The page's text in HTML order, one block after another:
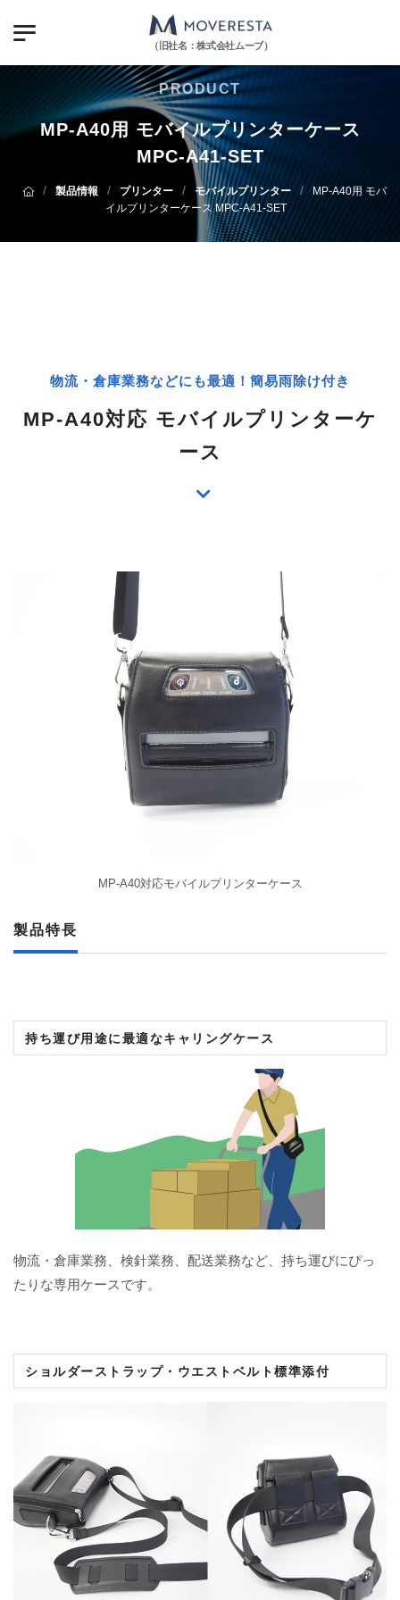
（旧社名：株式会社ムーブ）
PRODUCT
MP-A40用 モバイルプリンターケース
MPC-A41-SET
/ 製品情報 / プリンター / モバイルプリンター /
MP-A40用 モバ
イルプリンターケース MPC-A41-SET
物流・倉庫業務などにも最適！簡易雨除け付き
MP-A40対応 モバイルプリンターケ
ース
MP-A40対応モバイルプリンターケース
製品特長
持ち運び用途に最適なキャリングケース
物流・倉庫業務、検針業務、配送業務など、持ち運びにぴっ
たりな専用ケースです。
ショルダーストラップ・ウエストベルト標準添付